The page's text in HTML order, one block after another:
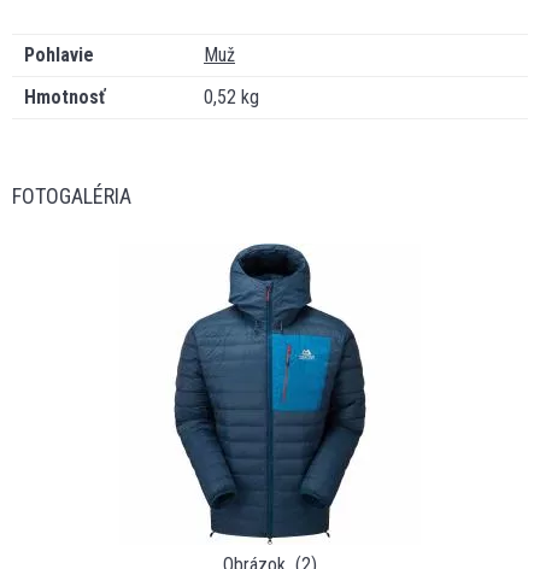
Pohlavie
Muž
Hmotnosť
0,52 kg
FOTOGALÉRIA